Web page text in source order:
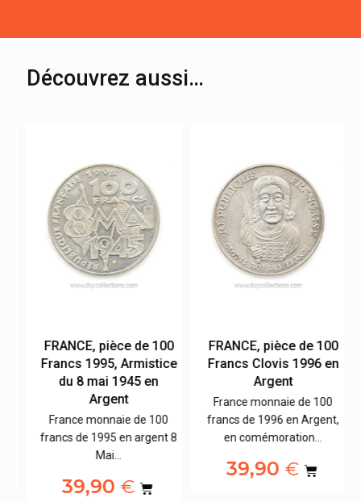
Découvrez aussi…
FRANCE, pièce de 100
Francs 1995, Armistice
du 8 mai 1945 en
Argent
France monnaie de 100
francs de 1995 en argent 8
Mai…
39,90 €
FRANCE, pièce de 100
Francs Clovis 1996 en
Argent
France monnaie de 100
francs de 1996 en Argent,
en comémoration…
39,90 €